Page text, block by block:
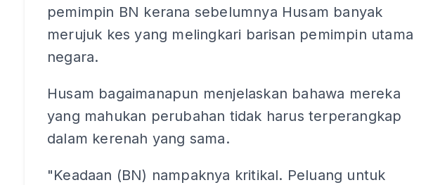
pemimpin BN kerana sebelumnya Husam banyak
merujuk kes yang melingkari barisan pemimpin utama
negara.
Husam bagaimanapun menjelaskan bahawa mereka
yang mahukan perubahan tidak harus terperangkap
dalam kerenah yang sama.
"Keadaan (BN) nampaknya kritikal. Peluang untuk